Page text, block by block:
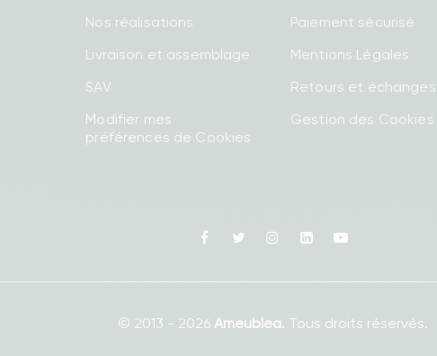
Nos réalisations
Livraison et assemblage
SAV
Modifier mes
préférences de Cookies
Paiement sécurisé
Mentions Légales
Retours et échanges
Gestion des Cookies
Facebook
Twitter InstagramLinkedin
© 2013 - 2026 Ameublea. Tous droits réservés.